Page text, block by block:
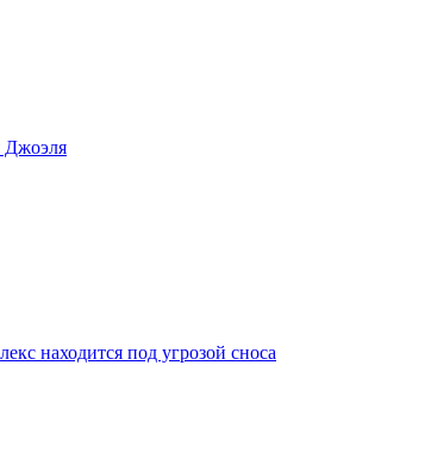
Джоэля
находится под угрозой сноса